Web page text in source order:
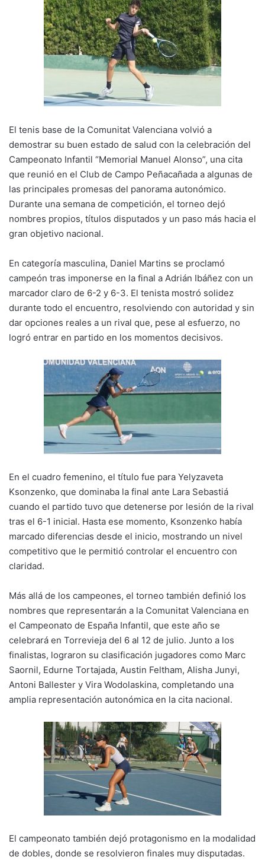
Li
b
o
o
k
A
p
p
a
m
ar
tir
El tenis base de la Comunitat Valenciana volvió a
demostrar su buen estado de salud con la celebración del
Campeonato Infantil “Memorial Manuel Alonso”, una cita
que reunió en el Club de Campo Peñacañada a algunas de
las principales promesas del panorama autonómico.
Durante una semana de competición, el torneo dejó
nombres propios, títulos disputados y un paso más hacia el
gran objetivo nacional.
En categoría masculina, Daniel Martins se proclamó
campeón tras imponerse en la final a Adrián Ibáñez con un
marcador claro de 6-2 y 6-3. El tenista mostró solidez
durante todo el encuentro, resolviendo con autoridad y sin
dar opciones reales a un rival que, pese al esfuerzo, no
logró entrar en partido en los momentos decisivos.
En el cuadro femenino, el título fue para Yelyzaveta
Ksonzenko, que dominaba la final ante Lara Sebastiá
cuando el partido tuvo que detenerse por lesión de la rival
tras el 6-1 inicial. Hasta ese momento, Ksonzenko había
marcado diferencias desde el inicio, mostrando un nivel
competitivo que le permitió controlar el encuentro con
claridad.
Más allá de los campeones, el torneo también definió los
nombres que representarán a la Comunitat Valenciana en
el Campeonato de España Infantil, que este año se
celebrará en Torrevieja del 6 al 12 de julio. Junto a los
finalistas, lograron su clasificación jugadores como Marc
Saornil, Edurne Tortajada, Austin Feltham, Alisha Junyi,
Antoni Ballester y Vira Wodolaskina, completando una
amplia representación autonómica en la cita nacional.
El campeonato también dejó protagonismo en la modalidad
de dobles, donde se resolvieron finales muy disputadas.